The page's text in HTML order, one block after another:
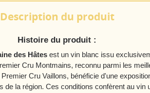
Description du produit
Histoire du produit :
des Hâtesest un vin blanc issu
Cru Montmains, reconnu parmi les
Cru Vaillons, bénéficie d'une
la région. Ces conditions confèrent au vin